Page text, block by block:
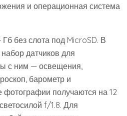
и операционная система
без слота под MicroSD. В
датчиков для
с ним — освещения,
барометр и
получаются на 12
f/1.8. Для